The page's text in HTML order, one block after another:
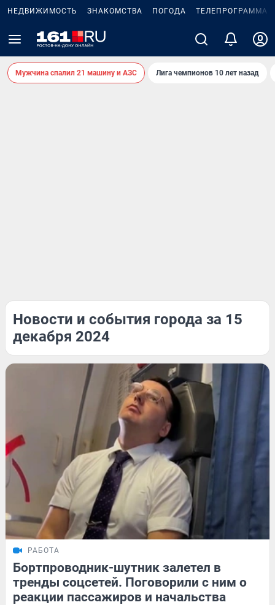
НЕДВИЖИМОСТЬ ЗНАКОМСТВА ПОГОДА ТЕЛЕПРОГРАММА
Мужчина спалил 21 машину и АЗС Лига чемпионов 10 лет назад
Новости и события города за 15
декабря 2024
РАБОТА
Бортпроводник-шутник залетел в
тренды соцсетей. Поговорили с ним о
реакции пассажиров и начальства